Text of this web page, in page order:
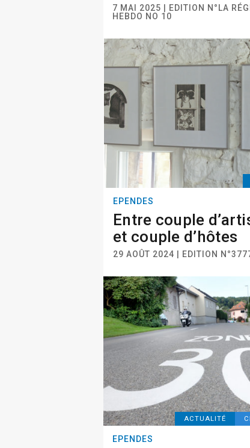
7 MAI 2025 | EDITION N°LA
HEBDO NO 10
EPENDES
Entre couple
et couple d’hôtes
29 AOÛT 2024 | EDITION
ACTUALITÉ
EPENDES